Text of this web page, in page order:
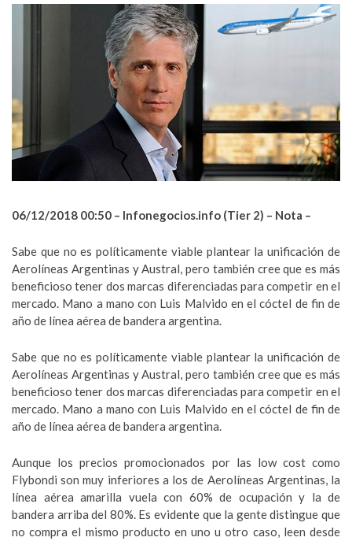
06/12/2018 00:50 – Infonegocios.info (Tier 2) – Nota –
Sabe que no es políticamente viable plantear la unificación de
Aerolíneas Argentinas y Austral, pero también cree que es más
beneficioso tener dos marcas diferenciadas para competir en el
mercado. Mano a mano con Luis Malvido en el cóctel de fin de
año de línea aérea de bandera argentina.
Sabe que no es políticamente viable plantear la unificación de
Aerolíneas Argentinas y Austral, pero también cree que es más
beneficioso tener dos marcas diferenciadas para competir en el
mercado. Mano a mano con Luis Malvido en el cóctel de fin de
año de línea aérea de bandera argentina.
Aunque los precios promocionados por las low cost como
Flybondi son muy inferiores a los de Aerolíneas Argentinas, la
línea aérea amarilla vuela con 60% de ocupación y la de
bandera arriba del 80%. Es evidente que la gente distingue que
no compra el mismo producto en uno u otro caso, leen desde